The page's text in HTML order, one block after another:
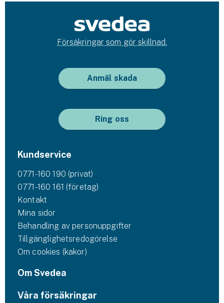
Försäkringar som gör skillnad.
Anmäl skada
Ring oss
Kundservice
0771-160 190 (privat)
0771-160 161 (företag)
Kontakt
Mina sidor
Behandling av personuppgifter
Tillgänglighetsredogörelse
Om cookies (kakor)
Om Svedea
Våra försäkringar